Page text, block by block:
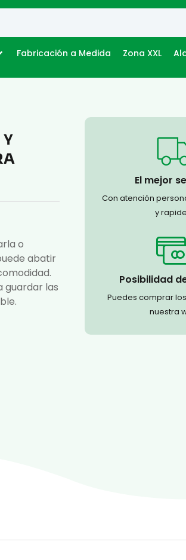
Fabricación a Medida Zona XXL
Y
o
abatir
guardar las
El mejor
Con atención
y
Posibilidad
Puedes comprar
nuestra